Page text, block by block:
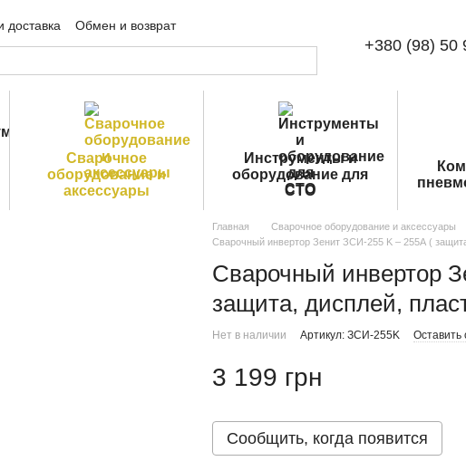
доставка
Обмен и возврат
Публичная оферта +380 (98) 50
Сварочное
оборудование и
аксессуары
Инструменты и
оборудование для
СТО
Главная Сварочное оборудование и аксессуары
Сварочный инвертор Зенит ЗСИ-255 K – 255А (
Сварочный инвертор
защита, дисплей,
Нет в наличии Артикул: ЗСИ-255K Оставить
3 199 грн
Сообщить, когда появится